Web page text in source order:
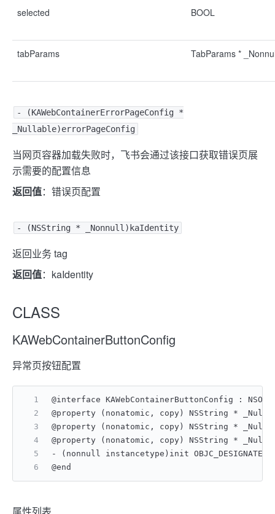
selected BOOL
tabParams TabParams *
- (KAWebContainerErrorPageConfig *
_Nullable)errorPageConfig
当网页容器加载失败时，飞书会通过该接口获取错误页展
示需要的配置信息
返回值：错误页配置
- (NSString * _Nonnull)kaIdentity
返回业务 tag
返回值：kaIdentity
CLASS
KAWebContainerButtonConfig
异常页按钮配置
@interface KAWebContainerButtonConfig :
@property (nonatomic, copy) NSString *
@property (nonatomic, copy) NSString *
@property (nonatomic, copy) NSString *
- (nonnull instancetype)init
@end